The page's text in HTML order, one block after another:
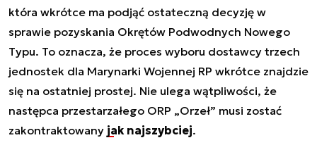
która wkrótce ma podjąć ostateczną decyzję w
sprawie pozyskania Okrętów Podwodnych Nowego
Typu. To oznacza, że proces wyboru dostawcy trzech
jednostek dla Marynarki Wojennej RP wkrótce znajdzie
się na ostatniej prostej. Nie ulega wątpliwości, że
następca przestarzałego ORP „Orzeł” musi zostać
zakontraktowany jak najszybciej.